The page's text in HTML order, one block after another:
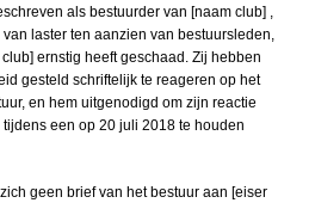
als bestuurder van [naam club] ,
laster ten aanzien van bestuursleden,
ernstig heeft geschaad. Zij hebben
gesteld schriftelijk te reageren op het
en hem uitgenodigd om zijn reactie
een op 20 juli 2018 te houden
geen brief van het bestuur aan [eiser